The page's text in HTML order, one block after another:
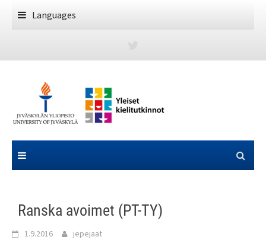
Languages
Ranska avoimet (PT-TY)
1.9.2016 jepejaat